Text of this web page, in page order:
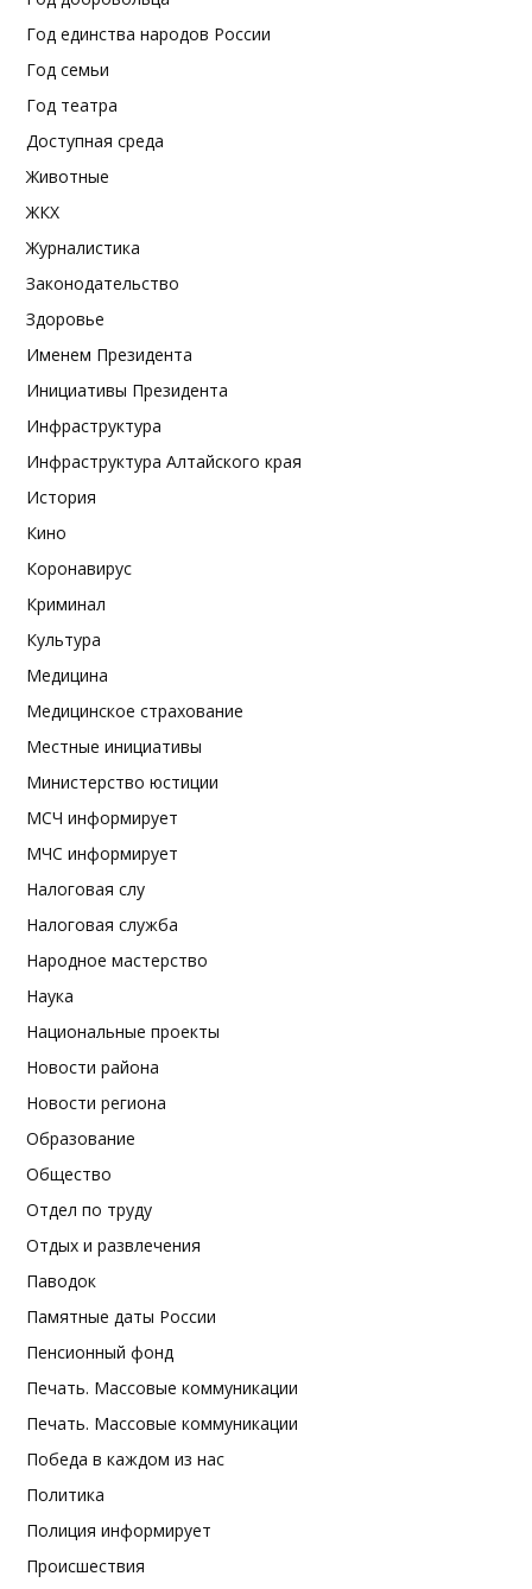
Год единства народов России
Год семьи
Год театра
Доступная среда
Животные
ЖКХ
Журналистика
Законодательство
Здоровье
Именем Президента
Инициативы Президента
Инфраструктура
Инфраструктура Алтайского края
История
Кино
Коронавирус
Криминал
Культура
Медицина
Медицинское страхование
Местные инициативы
Министерство юстиции
МСЧ информирует
МЧС информирует
Налоговая слу
Налоговая служба
Народное мастерство
Наука
Национальные проекты
Новости района
Новости региона
Образование
Общество
Отдел по труду
Отдых и развлечения
Паводок
Памятные даты России
Пенсионный фонд
Печать. Массовые коммуникации
Печать. Массовые коммуникации
Победа в каждом из нас
Политика
Полиция информирует
Происшествия